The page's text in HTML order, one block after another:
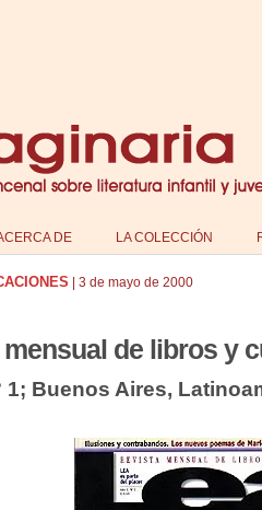
DE LA COLECCIÓN
3 de mayo de 2000
de libros y
1; Buenos Aires,